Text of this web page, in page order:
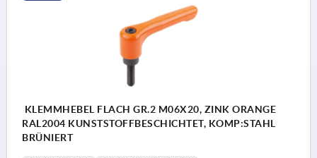
KLEMMHEBEL FLACH GR.2 M06X20, ZINK ORANGE
RAL2004 KUNSTSTOFFBESCHICHTET, KOMP:STAHL
BRÜNIERT